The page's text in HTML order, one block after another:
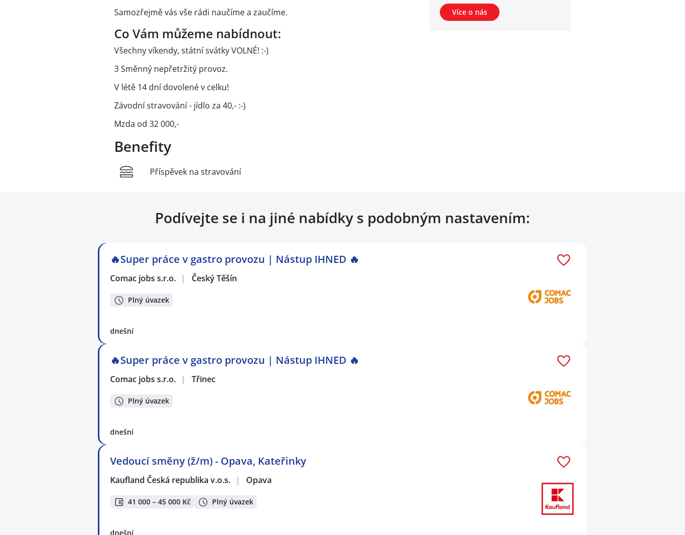
Více o nás
Samozřejmě vás vše rádi naučíme a zaučíme.
Co Vám můžeme nabídnout:
Všechny víkendy, státní svátky VOLNÉ! :-)
3 Směnný nepřetržitý provoz.
V létě 14 dní dovolené v celku!
Závodní stravování - jídlo za 40,- :-)
Mzda od 32 000,-
Benefity
Příspěvek na stravování
Podívejte se i na jiné nabídky s podobným nastavením:
🔥Super práce v gastro provozu | Nástup IHNED 🔥
Comac jobs s.r.o. | Český Těšín
Plný úvazek
dnešní
🔥Super práce v gastro provozu | Nástup IHNED 🔥
Comac jobs s.r.o. | Třinec
Plný úvazek
dnešní
Vedoucí směny (ž/m) - Opava, Kateřinky
Kaufland Česká republika v.o.s. | Opava
41 000 – 45 000 Kč Plný úvazek
dnešní